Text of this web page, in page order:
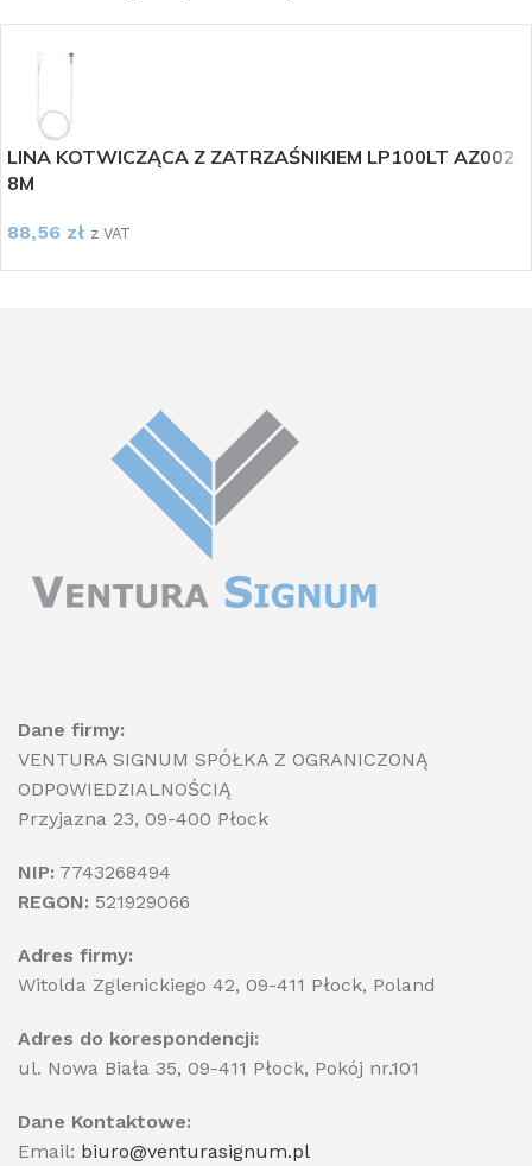
LINA KOTWICZĄCA Z ZATRZAŚNIKIEM LP100LT AZ002
8M
88,56 zł z VAT
Dane firmy:
VENTURA SIGNUM SPÓŁKA Z OGRANICZONĄ
ODPOWIEDZIALNOŚCIĄ
Przyjazna 23, 09-400 Płock
NIP: 7743268494
REGON: 521929066
Adres firmy:
Witolda Zglenickiego 42, 09-411 Płock, Poland
Adres do korespondencji:
ul. Nowa Biała 35, 09-411 Płock, Pokój nr.101
Dane Kontaktowe:
Email: biuro@venturasignum.pl